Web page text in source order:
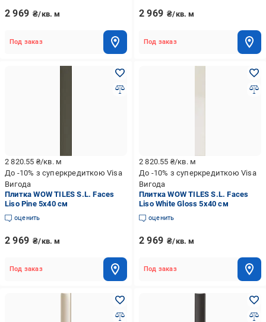
2 969 ₴/кв. м
Под заказ
2 969 ₴/кв. м
Под заказ
2 820.55 ₴/кв. м
До -10% з суперкредиткою Visa
Вигода
Плитка WOW TILES S.L. Faces
Liso Pine 5x40 см
оценить
2 969 ₴/кв. м
Под заказ
2 820.55 ₴/кв. м
До -10% з суперкредиткою Visa
Вигода
Плитка WOW TILES S.L. Faces
Liso White Gloss 5x40 см
оценить
2 969 ₴/кв. м
Под заказ